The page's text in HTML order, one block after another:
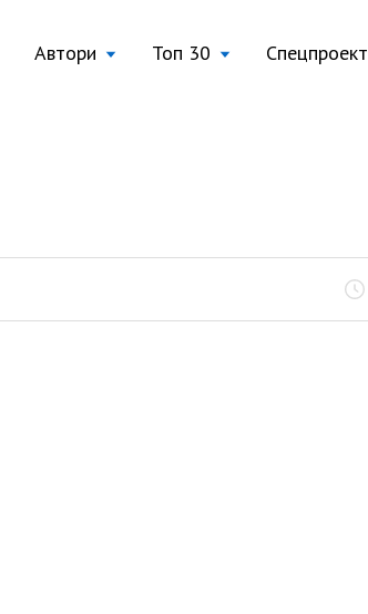
Автори Топ 30 Спецпроект